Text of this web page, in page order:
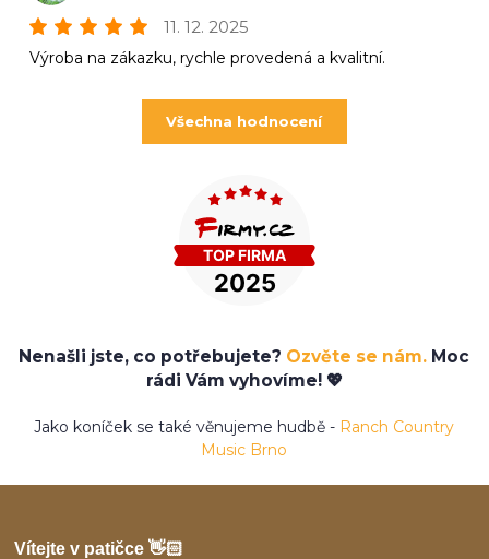
11. 12. 2025
Výroba na zákazku, rychle provedená a kvalitní.
Všechna hodnocení
Nenašli jste, co potřebujete? Ozvěte se nám. Moc
rádi Vám vyhovíme! 💖
Jako koníček se také věnujeme hudbě - Ranch Country
Music Brno
Vítejte v patičce 👋🏻